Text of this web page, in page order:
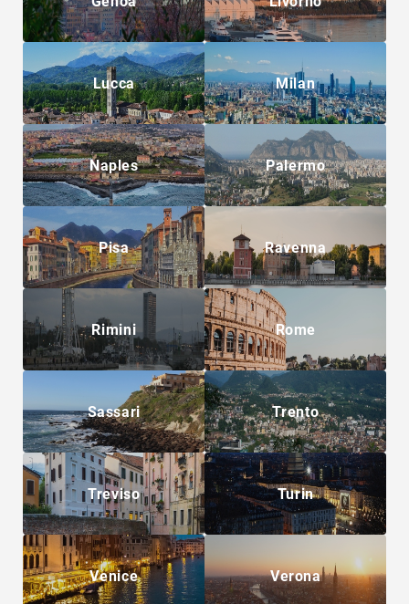
Lucca Milan
Naples Palermo
Pisa Ravenna
Rimini Rome
Sassari Trento
Treviso Turin
Venice Verona